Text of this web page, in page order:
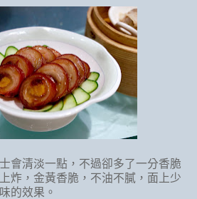
會清淡一點，不過卻多了一分香脆
炸，金黃香脆，不油不膩，面上少
的效果。